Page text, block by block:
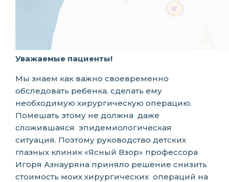
Уважаемые пациенты!
Мы знаем как важно своевременно
обследовать ребенка, сделать ему
необходимую хирургическую операцию.
Помешать этому не должна даже
сложившаяся эпидемиологическая
ситуация. Поэтому руководство детских
глазных клиник «Ясный Взор» профессора
Игоря Азнауряна приняло решение снизить
стоимость моих хирургических операций на